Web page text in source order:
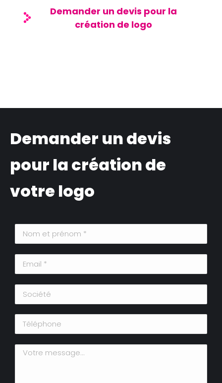
Demander un devis pour la
création de logo
Demander un devis
pour la création de
votre logo